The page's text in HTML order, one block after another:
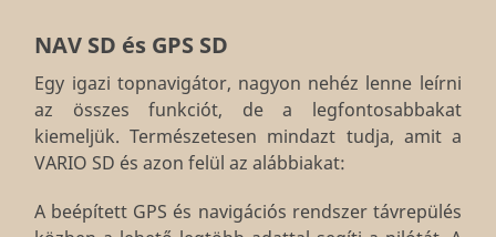
NAV SD és GPS SD
Egy igazi topnavigátor, nagyon nehéz lenne leírni
az összes funkciót, de a legfontosabbakat
kiemeljük. Természetesen mindazt tudja, amit a
VARIO SD és azon felül az alábbiakat:
A beépített GPS és navigációs rendszer távrepülés